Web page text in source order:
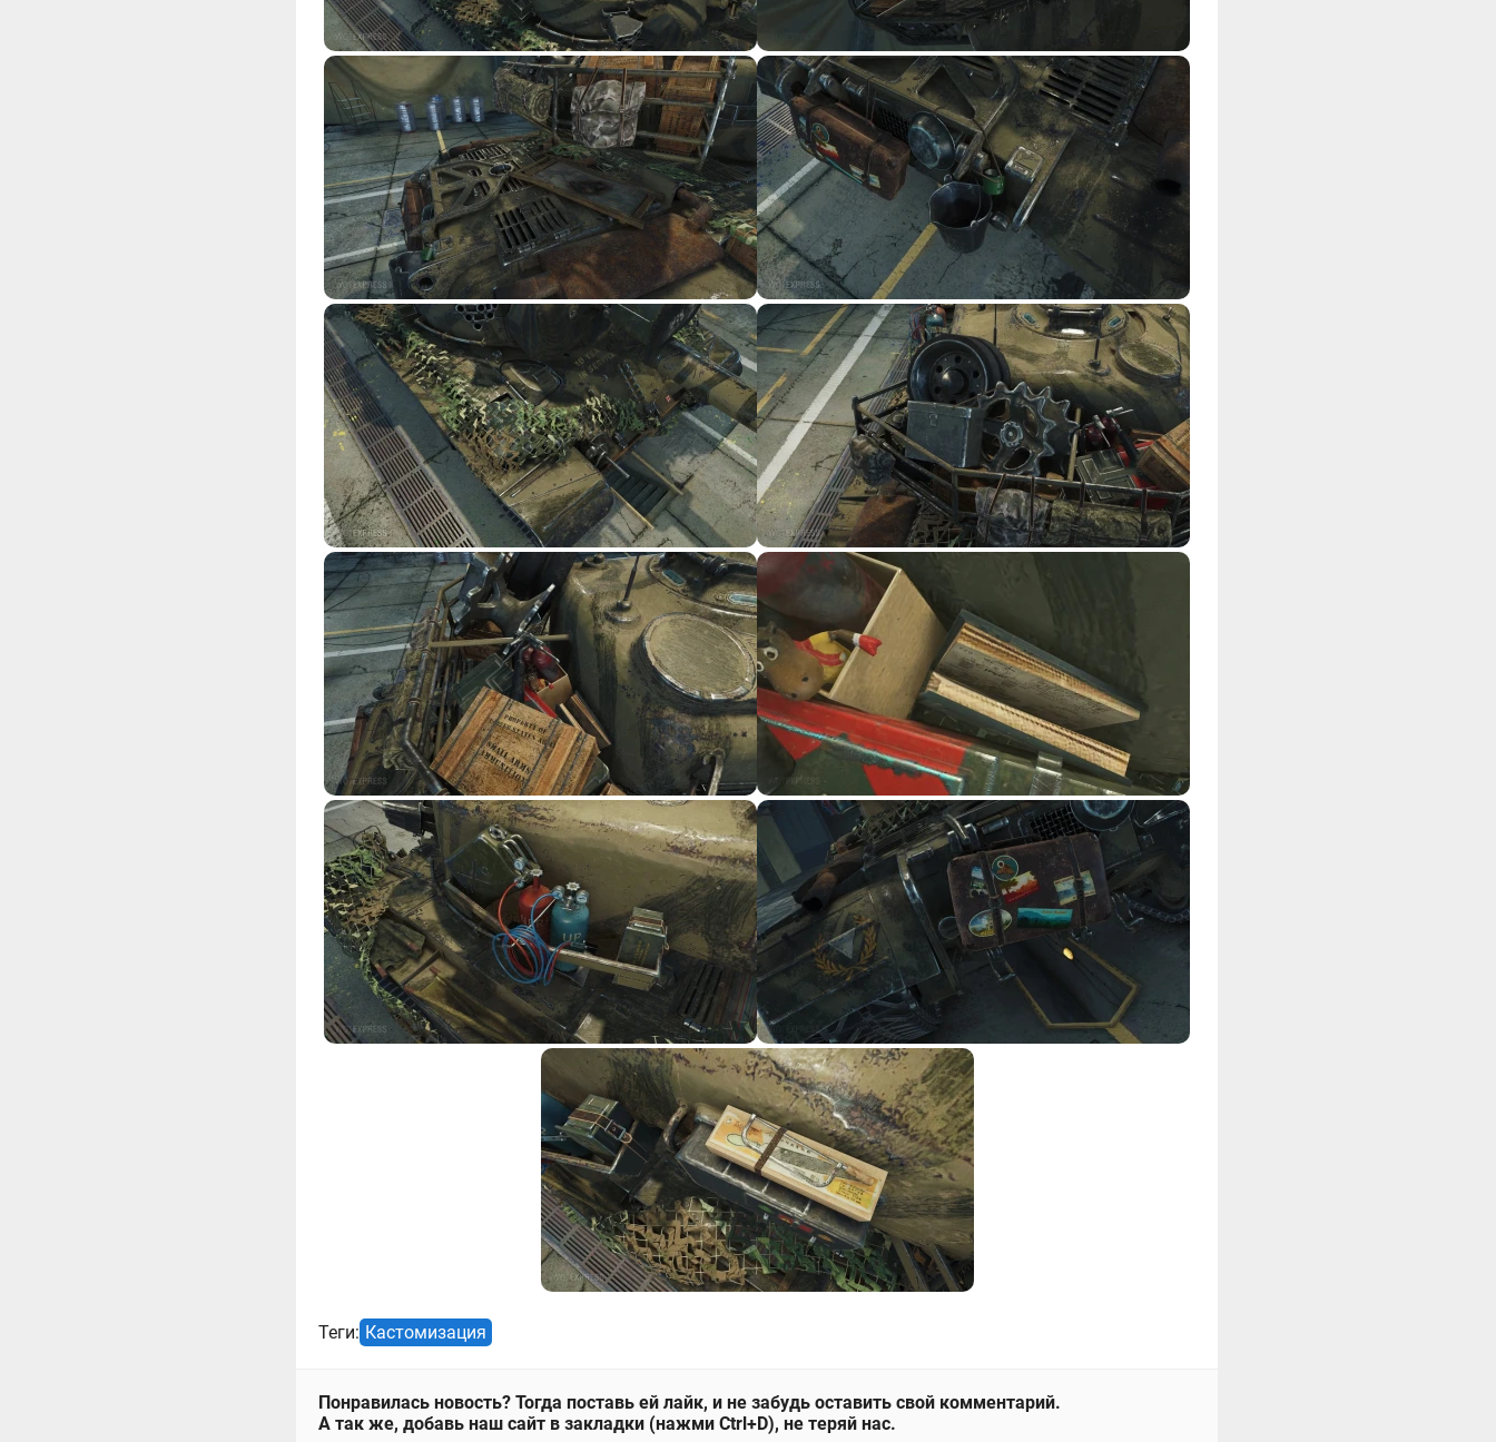
Теги: Кастомизация
Понравилась новость? Тогда поставь ей лайк, и не забудь оставить свой комментарий.
А так же, добавь наш сайт в закладки (нажми Ctrl+D), не теряй нас.